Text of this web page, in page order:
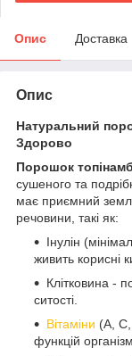
Опис Доставка
Опис
Натуральний
Здорово
Порошок
сушеного та
має приємний
речовини, такі як:
Інулін
живить корисні
Клітковина -
ситості.
Вітаміни (A,
функцій